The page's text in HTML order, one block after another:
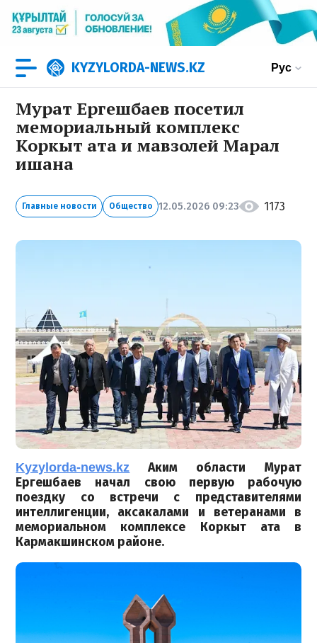
KYZYLORDA-NEWS.KZ Рус
Мурат Ергешбаев посетил
мемориальный комплекс
Коркыт ата и мавзолей Марал
ишана
Главные новости Общество 12.05.2026 09:23 1173
Kyzylorda-news.kz Аким области Мурат
Ергешбаев начал свою первую рабочую
поездку со встречи с представителями
интеллигенции, аксакалами и ветеранами в
мемориальном комплексе Коркыт ата в
Кармакшинском районе.